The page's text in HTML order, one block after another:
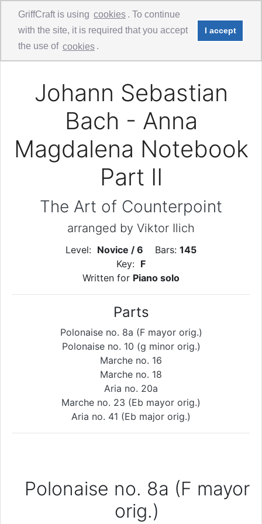
Guitar Solo Comments
Johann Sebastian
Bach - Anna
Magdalena Notebook
Part II
The Art of Counterpoint
arranged by Viktor Ilich
Level: Novice / 6 Bars: 145
Key: F
Written for Piano solo
Parts
Polonaise no. 8a (F mayor orig.)
Polonaise no. 10 (g minor orig.)
Marche no. 16
Marche no. 18
Aria no. 20a
Marche no. 23 (Eb mayor orig.)
Aria no. 41 (Eb major orig.)
Polonaise no. 8a (F mayor
orig.)
GriffCraft is using cookies . To continue
with the site, it is required that you accept
the use of cookies .
I accept